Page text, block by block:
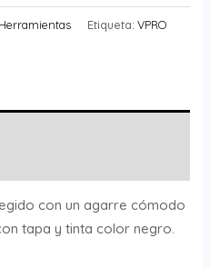
Herramientas Etiqueta: VPRO
con un agarre cómodo
tapa y tinta color negro.